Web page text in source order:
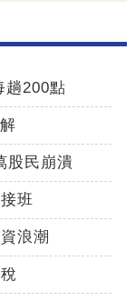
趟200點
股民崩潰
班
浪潮